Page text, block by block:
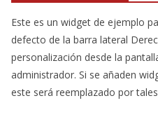
Este es un widget de ejemplo
defecto de la barra lateral
personalización desde la
administrador. Si se añaden
este será reemplazado por